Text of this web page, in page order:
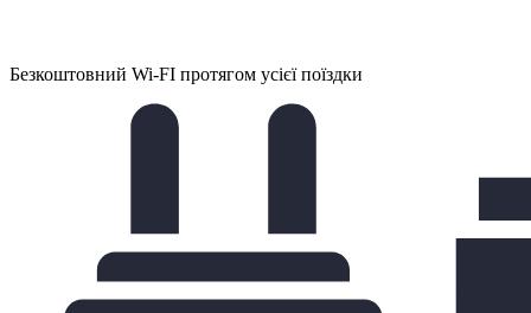
Безкоштовний Wi-FI протягом усієї поїздки